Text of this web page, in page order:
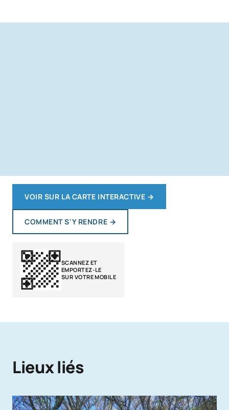
VOIR SUR LA CARTE INTERACTIVE →
COMMENT S'Y RENDRE →
SCANNEZ ET
EMPORTEZ-LE
SUR VOTRE MOBILE
Lieux liés